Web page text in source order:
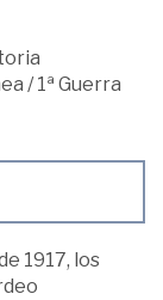
/1ª Guerra
1917, los